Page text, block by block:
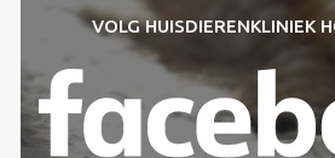
VOLG HUISDIERENKLINIEK